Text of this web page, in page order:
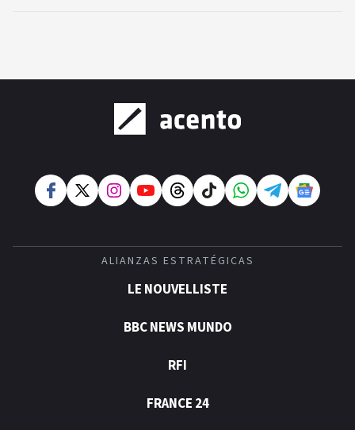
ALIANZAS ESTRATÉGICAS
LE NOUVELLISTE
BBC NEWS MUNDO
RFI
FRANCE 24